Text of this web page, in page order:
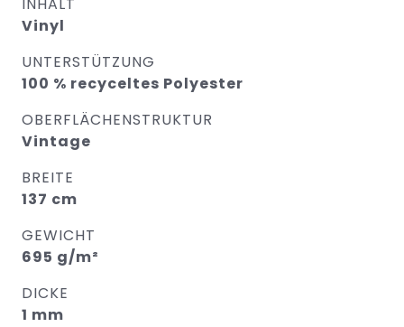
INHALT
Vinyl
UNTERSTÜTZUNG
100 % recyceltes Polyester
OBERFLÄCHENSTRUKTUR
Vintage
BREITE
137 cm
GEWICHT
695 g/m²
DICKE
1 mm